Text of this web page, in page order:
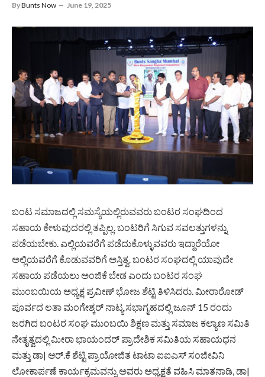
ByBunts Now June 19, 2025
ಬಂಟ ಸಮಾಜದಲ್ಲಿ ಸಮಸ್ಯೆಯಲ್ಲಿರುವವರು ಬಂಟರ ಸಂಘದಿಂದ
ಸಹಾಯ ಕೇಳುವುದರಲ್ಲಿ ತಪ್ಪಿಲ್ಲ. ಬಂಟರಿಗೆ ಸಿಗುವ ಸವಲತ್ತುಗಳನ್ನು
ಪಡೆಯಬೇಕು. ಎಲ್ಲಿಯವರೆಗೆ ಪಡೆದುಕೊಳ್ಳುವವರು ಇದ್ದಾರೆಯೋ
ಅಲ್ಲಿಯವರೆಗೆ ಕೊಡುವವರಿಗೆ ಅಸ್ತಿತ್ವ. ಬಂಟರ ಸಂಘದಲ್ಲಿ ಯಾವುದೇ
ಸಹಾಯ ಪಡೆಯಲು ಅಂಜಿಕೆ ಬೇಡ ಎಂದು ಬಂಟರ ಸಂಘ
ಮುಂಬಯಿಯ ಅಧ್ಯಕ್ಷ ಪ್ರವೀಣ್ ಭೋಜ ಶೆಟ್ಟಿ ತಿಳಿಸಿದರು. ಮೀರಾರೋಡ್
ಪೂರ್ವದ ಲತಾ ಮಂಗೇಶ್ಕರ್ ನಾಟ್ಯ ಸಭಾಗೃಹದಲ್ಲಿ ಜೂನ್ 15 ರಂದು
ಜರಗಿದ ಬಂಟರ ಸಂಘ ಮುಂಬಯಿ ಶಿಕ್ಷಣ ಮತ್ತು ಸಮಾಜ ಕಲ್ಯಾಣ ಸಮಿತಿ
ನೇತೃತ್ವದಲ್ಲಿ ಮೀರಾ ಭಾಯಂದರ್ ಪ್ರಾದೇಶಿಕ ಸಮಿತಿಯ ಸಹಾಯಧನ
ಮತ್ತು ಡಾ| ಆರ್.ಕೆ ಶೆಟ್ಟಿ ಪ್ರಾಯೋಜಿತ ಟಾಟಾ ಐಐಎಸ್ ಸಂಜೀವಿನಿ
ಲೋಕಾರ್ಪಣೆ ಕಾರ್ಯಕ್ರಮವನ್ನು ಅವರು ಅಧ್ಯಕ್ಷತೆ ವಹಿಸಿ ಮಾತನಾಡಿ, ಡಾ|